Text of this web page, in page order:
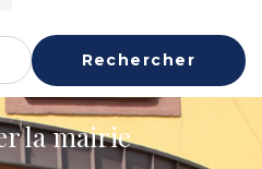
Rechercher
la mairie